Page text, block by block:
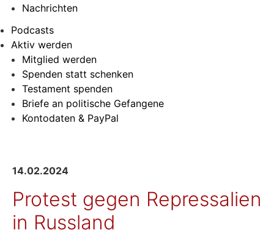
Nachrichten
Podcasts
Aktiv werden
Mitglied werden
Spenden statt schenken
Testament spenden
Briefe an politische Gefangene
Kontodaten & PayPal
14.02.2024
Protest gegen Repressalien
in Russland